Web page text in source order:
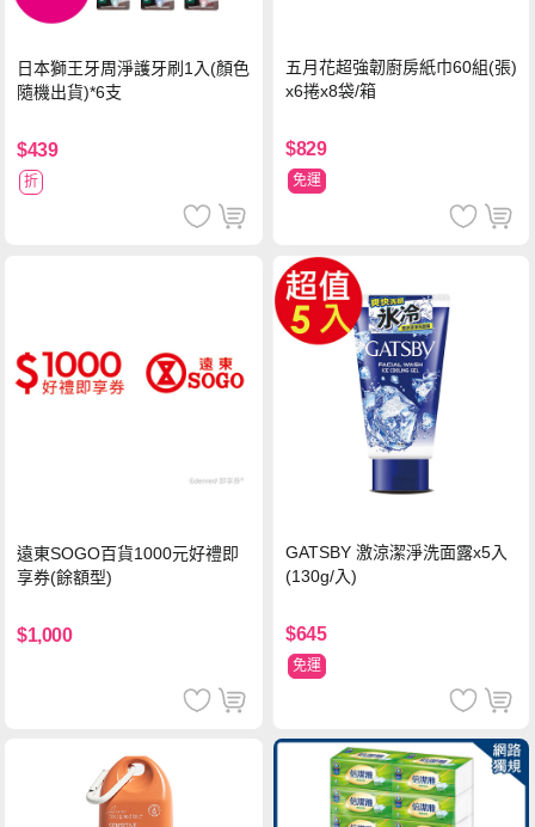
日本獅王牙周淨護牙刷1入(顏色
隨機出貨)*6支
$439
折
五月花超強韌廚房紙巾60組(張)
x6捲x8袋/箱
$829
免運
遠東SOGO百貨1000元好禮即
享券(餘額型)
$1,000
GATSBY 激涼潔淨洗面露x5入
(130g/入)
$645
免運